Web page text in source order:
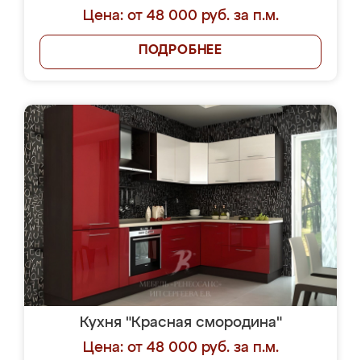
Цена: от 48 000 руб. за п.м.
ПОДРОБНЕЕ
Кухня "Красная смородина"
Цена: от 48 000 руб. за п.м.